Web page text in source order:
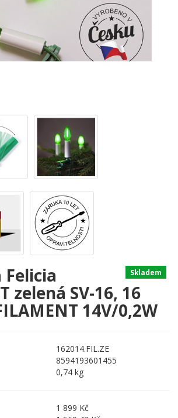
Skladem
Felicia
zelená SV-16, 16
14V/0,2W
162014.FIL.ZE
8594193601455
0,74 kg
1 899 Kč